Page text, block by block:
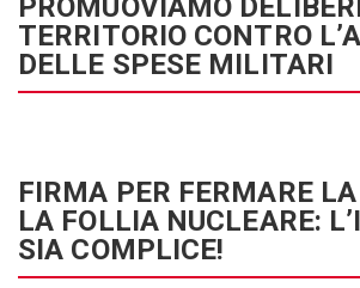
TERRITORIO CONTRO
DELLE SPESE MILITARI
FIRMA PER FERMARE LA
LA FOLLIA NUCLEARE:
SIA COMPLICE!